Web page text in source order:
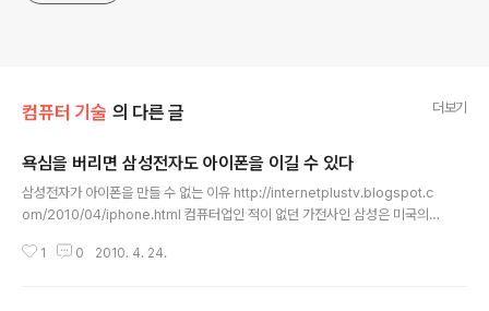
컴퓨터 기술 의 다른 글 더보기
욕심을 버리면 삼성전자도 아이폰을 이길 수 있다
삼성전자가 아이폰을 만들 수 없는 이유 http://internetplustv.blogspot.c
om/2010/04/iphone.html 컴퓨터업인 적이 없던 가전사인 삼성은 미국의
말이지만 누구나 열심히 하면 역전할 수 있어요... 제 생각에는 안드로이드가 현
1 0 2010. 4. 24.